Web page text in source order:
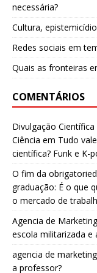
necessária?
Cultura,
Redes sociais em
Quais as fronteiras
COMENTÁRIOS
Divulgação
Ciência em Tudo
científica? Funk e K-
O fim da
graduação: É o que
o mercado de
Agencia de
escola militarizada e
agencia de
a professor?